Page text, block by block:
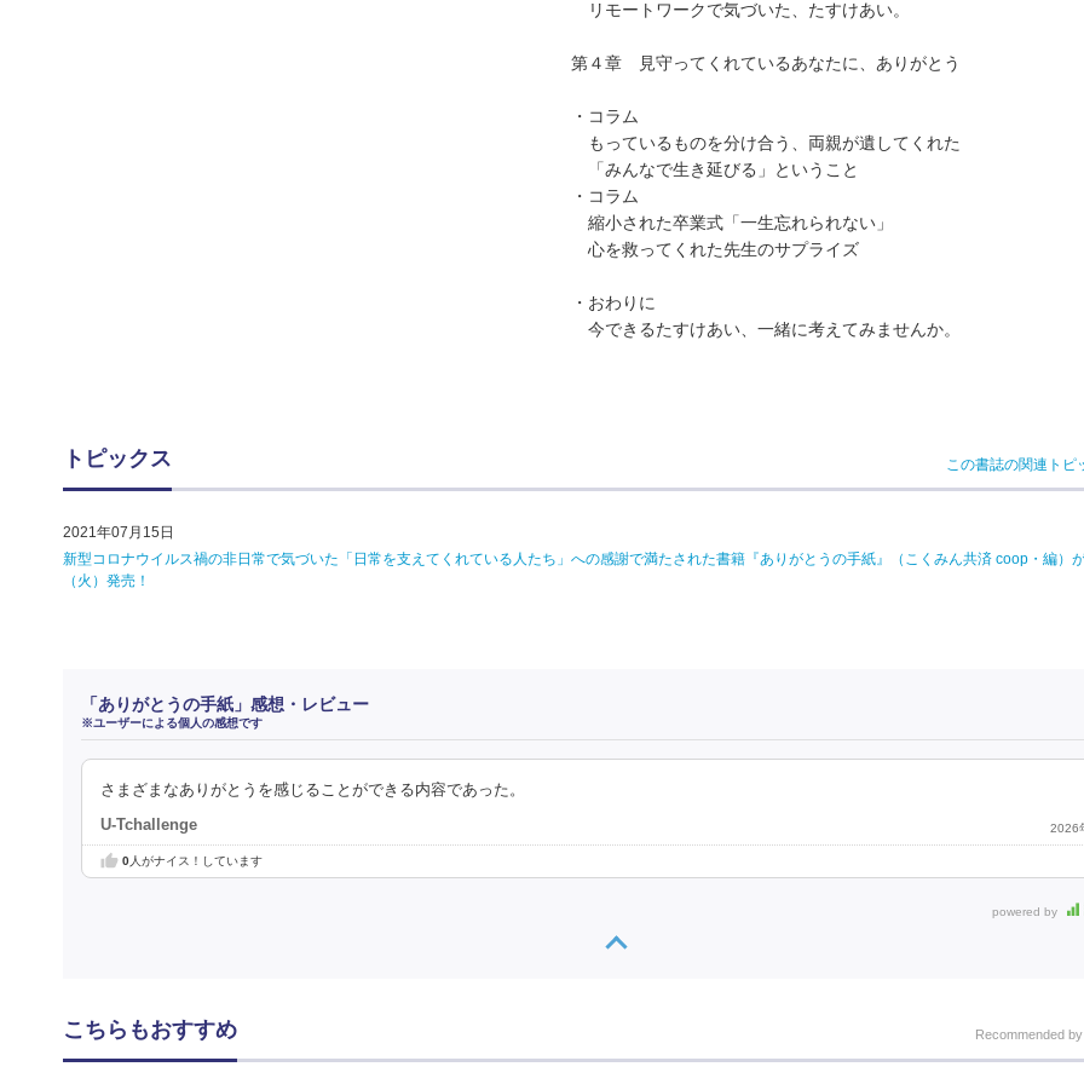
リモートワークで気づいた、たすけあい。
第４章 見守ってくれているあなたに、ありがとう
・コラム
もっているものを分け合う、両親が遺してくれた
「みんなで生き延びる」ということ
・コラム
縮小された卒業式「一生忘れられない」
心を救ってくれた先生のサプライズ
・おわりに
今できるたすけあい、一緒に考えてみませんか。
トピックス この書誌の関連トピ
2021年07月15日
新型コロナウイルス禍の非日常で気づいた「日常を支えてくれている人たち」への感謝で満たされた書籍『ありがとうの手紙』（こくみん共済 coop・編）
（火）発売！
「ありがとうの手紙」感想・レビュー
※ユーザーによる個人の感想です
さまざまなありがとうを感じることができる内容であった。
U-Tchallenge 2026
0人がナイス！しています
powered by
こちらもおすすめ Recommended by